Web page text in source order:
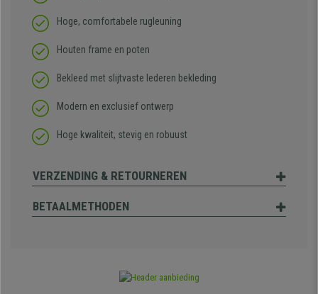
Hoge, comfortabele rugleuning
Houten frame en poten
Bekleed met slijtvaste lederen bekleding
Modern en exclusief ontwerp
Hoge kwaliteit, stevig en robuust
VERZENDING & RETOURNEREN
BETAALMETHODEN